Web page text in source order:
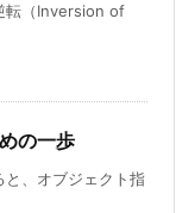
転（Inversion of
の一歩
と、オブジェクト指